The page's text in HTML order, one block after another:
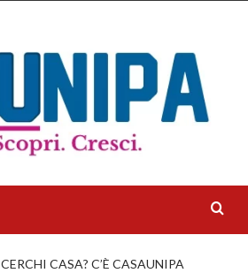
CERCHI CASA? C’È CASAUNIPA